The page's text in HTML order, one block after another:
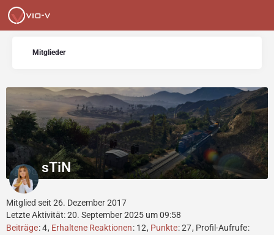
Mitglieder
sTiN
Mitglied seit 26. Dezember 2017
Letzte Aktivität:20. September 2025 um 09:58
Beiträge 4 Erhaltene Reaktionen 12 Punkte 27 Profil-Aufrufe